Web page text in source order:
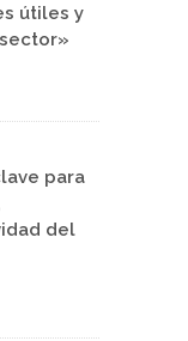
útiles y
para
del